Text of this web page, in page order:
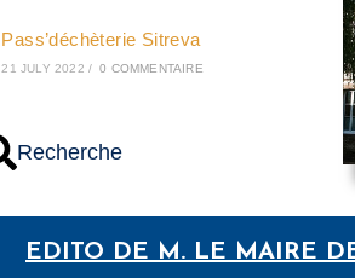
Pass’déchèterie Sitreva
21 JULY 2022 / 0 COMMENTAIRE
Recherche
EDITO DE M. LE MAIRE